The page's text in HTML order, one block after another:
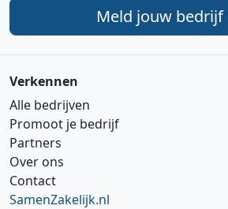
Meld jouw bedrijf
Verkennen
Alle bedrijven
Promoot je bedrijf
Partners
Over ons
Contact
SamenZakelijk.nl